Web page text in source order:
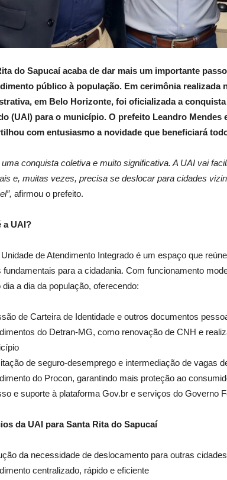
do Sapucaí acaba de dar mais um importante
público à população. Em cerimônia realizada
em Belo Horizonte, foi oficializada a
(UAI) para o município. O prefeito Leandro Mendes
com entusiasmo a novidade que beneficiará
uma conquista coletiva e muito significativa. A UAI vai
e, muitas vezes, precisa se deslocar para cidades
afirmou o prefeito.
a UAI?
de Atendimento Integrado é um espaço que
fundamentais para a cidadania. Com funcionamento
dia a dia da população, oferecendo:
de Carteira de Identidade e outros documentos
do Detran-MG, como renovação de CNH e
de seguro-desemprego e intermediação de vagas
do Procon, garantindo mais proteção ao
e suporte à plataforma Gov.br e serviços do Governo
da UAI para Santa Rita do Sapucaí
da necessidade de deslocamento para outras cidades
centralizado, rápido e eficiente